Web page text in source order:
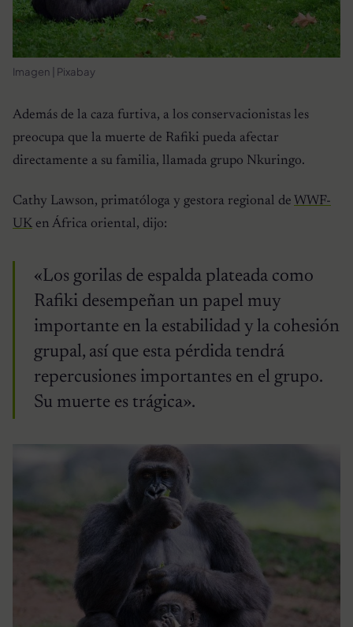
Imagen | Pixabay
Además de la caza furtiva, a los conservacionistas les
preocupa que la muerte de Rafiki pueda afectar
directamente a su familia, llamada grupo Nkuringo.
Cathy Lawson, primatóloga y gestora regional de WWF-
UK en África oriental, dijo:
«Los gorilas de espalda plateada como
Rafiki desempeñan un papel muy
importante en la estabilidad y la cohesión
grupal, así que esta pérdida tendrá
repercusiones importantes en el grupo.
Su muerte es trágica».